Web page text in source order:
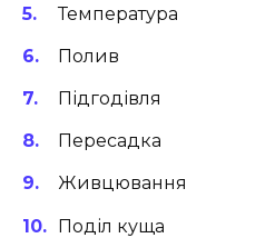
Температура
Полив
Підгодівля
Пересадка
Живцювання
Поділ куща